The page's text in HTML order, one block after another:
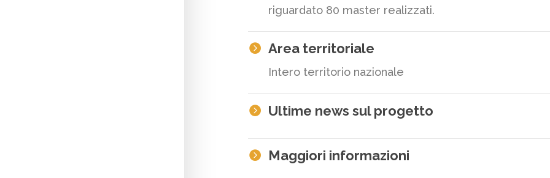
riguardato 80 master realizzati.
 Area territoriale
Intero territorio nazionale
 Ultime news sul progetto
 Maggiori informazioni